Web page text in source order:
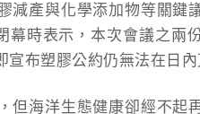
減產與化學添加物等關鍵
幕時表示，本次會議之兩
布塑膠公約仍無法在日
但海洋生態健康卻經不起